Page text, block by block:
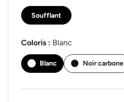
Soufflant
Coloris : Blanc
Blanc Noir carbone